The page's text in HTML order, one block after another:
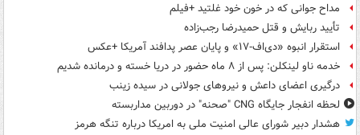
مداح جوانی که در خون خود غلتید +فیلم
تأیید ربایش و قتل حمیدرضا رجب‌زاده
استقرار انبوه «دی‌اف‑۱۷» و پایان عصر پدافند آمریکا +عکس
خدمه ناو لینکلن: پس از ۸ ماه حضور در دریا خسته و درمانده‌ شدیم
درگیری اعضای داعش و نیروهای جولانی در سیده زینب
لحظه انفجار جایگاه CNG "صحنه" در دوربین مداربسته
هشدار دبیر شورای عالی امنیت ملی به امریکا درباره تنگه هرمز